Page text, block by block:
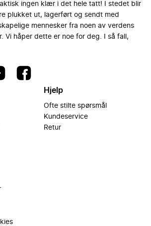
ingen klær i det hele tatt! I stedet blir
plukket ut, lagerført og sendt med
mennesker fra noen av verdens
Vi håper dette er noe for deg. I så fall,
Hjelp
Ofte stilte spørsmål
Kundeservice
Retur